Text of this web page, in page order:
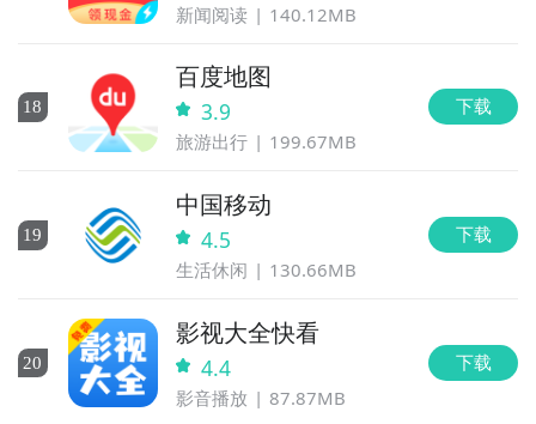
新闻阅读 140.12MB
18
百度地图
3.9
旅游出行 199.67MB
下载
19
中国移动
4.5
生活休闲 130.66MB
下载
20
影视大全快看
4.4
影音播放 87.87MB
下载